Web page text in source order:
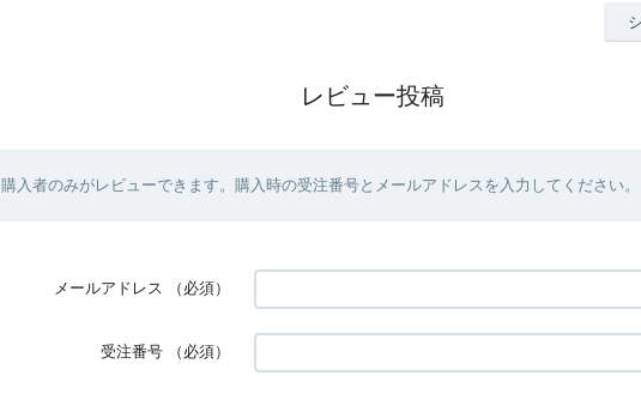
レビュー投稿
購入者のみがレビューできます。購入時の受注番号とメールアドレスを入力してください。
メールアドレス （必須）
受注番号 （必須）